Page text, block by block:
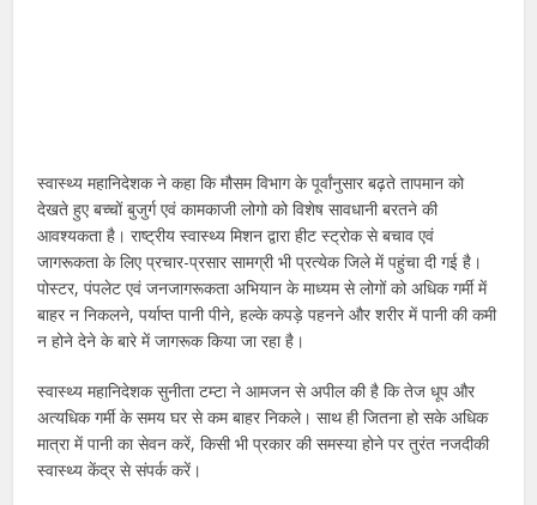
स्वास्थ्य महानिदेशक ने कहा कि मौसम विभाग के पूर्वांनुसार बढ़ते तापमान को
देखते हुए बच्चों बुजुर्ग एवं कामकाजी लोगो को विशेष सावधानी बरतने की
आवश्यकता है। राष्ट्रीय स्वास्थ्य मिशन द्वारा हीट स्ट्रोक से बचाव एवं
जागरूकता के लिए प्रचार-प्रसार सामग्री भी प्रत्येक जिले में पहुंचा दी गई है।
पोस्टर, पंपलेट एवं जनजागरूकता अभियान के माध्यम से लोगों को अधिक गर्मी में
बाहर न निकलने, पर्याप्त पानी पीने, हल्के कपड़े पहनने और शरीर में पानी की कमी
न होने देने के बारे में जागरूक किया जा रहा है।
स्वास्थ्य महानिदेशक सुनीता टम्टा ने आमजन से अपील की है कि तेज धूप और
अत्यधिक गर्मी के समय घर से कम बाहर निकले। साथ ही जितना हो सके अधिक
मात्रा में पानी का सेवन करें, किसी भी प्रकार की समस्या होने पर तुरंत नजदीकी
स्वास्थ्य केंद्र से संपर्क करें।